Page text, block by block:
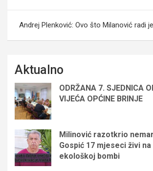
Andrej Plenković: Ovo što Milanović radi
Aktualno
ODRŽANA 7. SJEDNICA
VIJEĆA OPĆINE BRINJE
Milinović razotkrio
Gospić 17 mjeseci živi
ekološkoj bombi